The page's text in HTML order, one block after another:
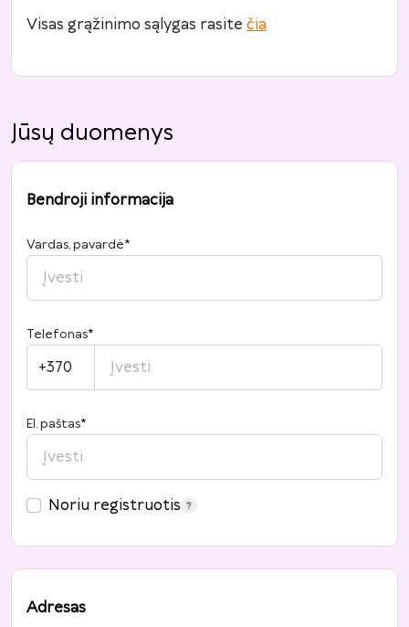
Visas grąžinimo sąlygas rasite čia
Jūsų duomenys
Bendroji informacija
Vardas, pavardė*
Telefonas*
+370
El. paštas*
Noriu registruotis
Adresas